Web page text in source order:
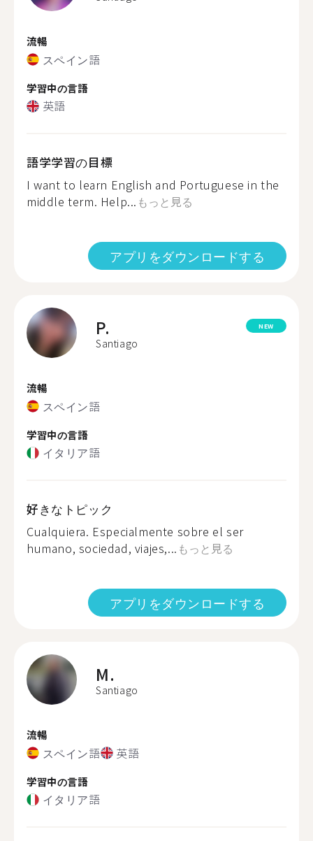
流暢
スペイン語
学習中の言語
英語
語学学習の目標
I want to learn English and Portuguese in the
middle term. Help... もっと見る
アプリをダウンロードする
P.
Santiago
NEW
流暢
スペイン語
学習中の言語
イタリア語
好きなトピック
Cualquiera. Especialmente sobre el ser
humano, sociedad, viajes,... もっと見る
アプリをダウンロードする
M.
Santiago
流暢
スペイン語 英語
学習中の言語
イタリア語